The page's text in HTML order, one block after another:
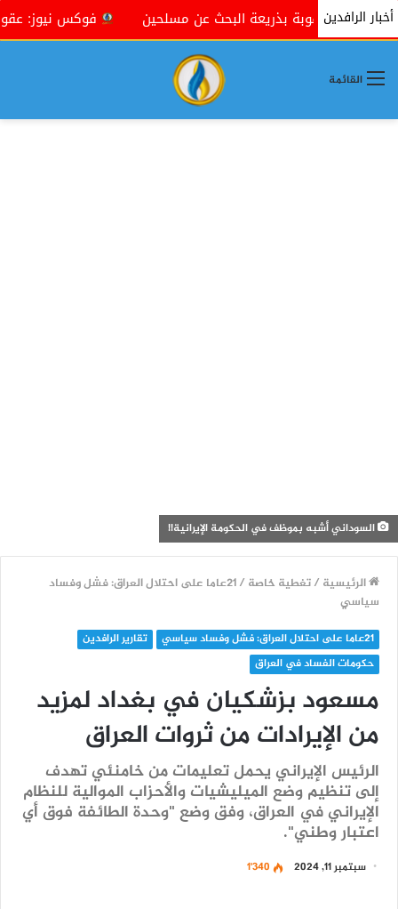
أخبار الرافدينبذريعة البحث عن مسلحين فوكس نيوز: عقوبات
القائمة
السوداني أشبه بموظف في الحكومة الإيرانية!!
الرئيسية /تغطية خاصة /
21عاما على احتلال العراق: فشل وفساد
سياسي
21عاما على احتلال العراق: فشل وفساد سياسي
تقارير الرافدين
حكومات الفساد في العراق
مسعود بزشكیان في بغداد لمزيد
من الإيرادات من ثروات العراق
الرئيس الإيراني يحمل تعليمات من خامنئي تهدف
إلى تنظيم وضع الميليشيات والأحزاب الموالية للنظام
الإيراني في العراق، وفق وضع "وحدة الطائفة فوق أي
اعتبار وطني".
سبتمبر 11, 2024 1٬340